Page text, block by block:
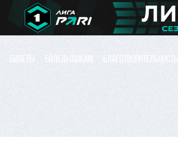
БИЛЕТЫ БОЛЕЛЬЩИКАМ БЛАГОТВОРИТЕЛЬНОСТЬ